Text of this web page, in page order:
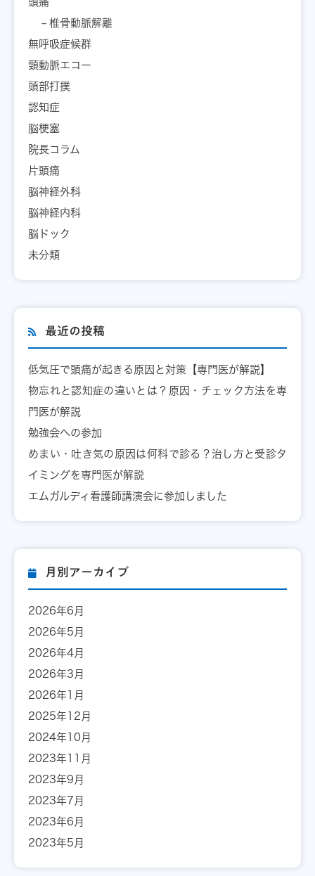
椎骨動脈解離
無呼吸症候群
頸動脈エコー
頭部打撲
認知症
脳梗塞
院長コラム
片頭痛
脳神経外科
脳神経内科
脳ドック
未分類
最近の投稿
低気圧で頭痛が起きる原因と対策【専門医が解説】
物忘れと認知症の違いとは？原因・チェック方法を専
門医が解説
勉強会への参加
めまい・吐き気の原因は何科で診る？治し方と受診タ
イミングを専門医が解説
エムガルディ看護師講演会に参加しました
月別アーカイブ
2026年6月
2026年5月
2026年4月
2026年3月
2026年1月
2025年12月
2024年10月
2023年11月
2023年9月
2023年7月
2023年6月
2023年5月